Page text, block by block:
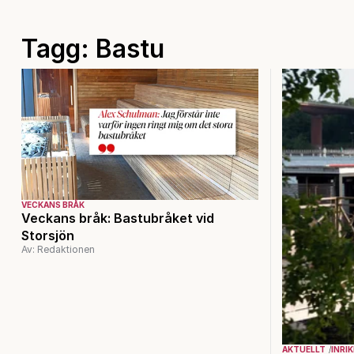
Tagg: Bastu
VECKANS BRÅK
Veckans bråk: Bastubråket vid
Storsjön
Av: Redaktionen
AKTUELLT